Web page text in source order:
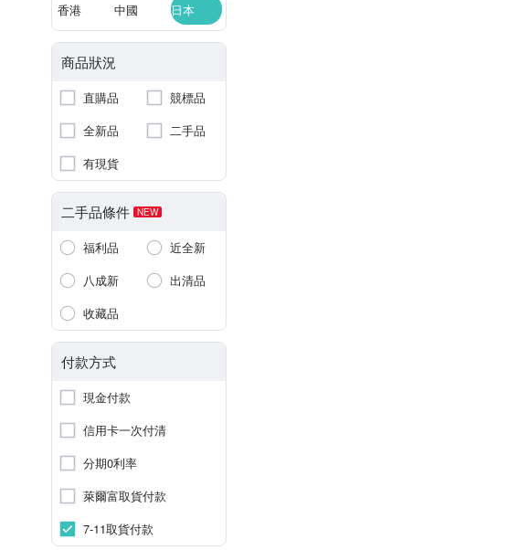
香港 中國 日本
商品狀況
直購品
競標品
全新品
二手品
有現貨
二手品條件 NEW
福利品
近全新
八成新
出清品
收藏品
付款方式
現金付款
信用卡一次付清
分期0利率
萊爾富取貨付款
7-11取貨付款